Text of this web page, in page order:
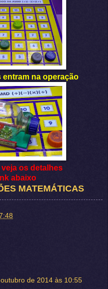
na operação
os detalhes
abaixo
MATEMÁTICAS
de 2014 às 10:55